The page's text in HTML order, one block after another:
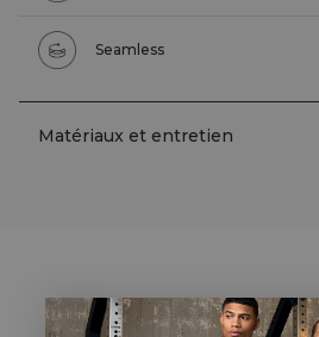
Seamless
Matériaux et entretien
STYLE